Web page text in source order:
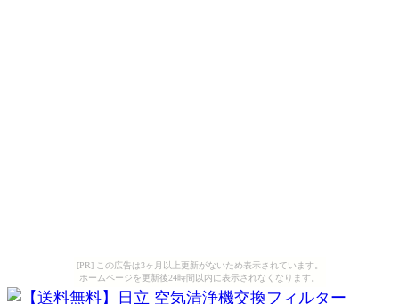
[PR] この広告は3ヶ月以上更新がないため表示されています。
ホームページを更新後24時間以内に表示されなくなります。